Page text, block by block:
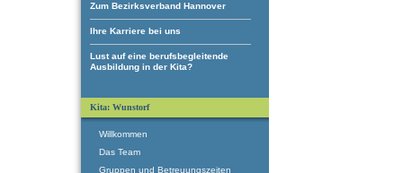
Zum Bezirksverband Hannover
Ihre Karriere bei uns
Lust auf eine berufsbegleitende
Ausbildung in der Kita?
Kita: Wunstorf
Willkommen
Das Team
Gruppen und Betreuungszeiten